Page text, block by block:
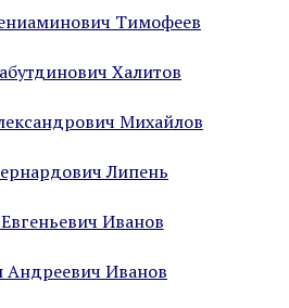
Тимофеев
Халитов
Михайлов
Липень
Иванов
Андреевич Иванов